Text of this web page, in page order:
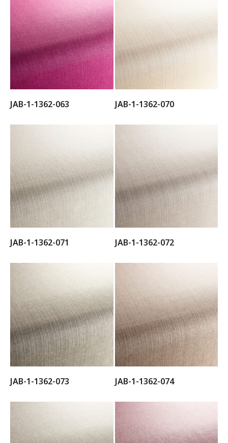
JAB-1-1362-063 JAB-1-1362-070
JAB-1-1362-071 JAB-1-1362-072
JAB-1-1362-073 JAB-1-1362-074